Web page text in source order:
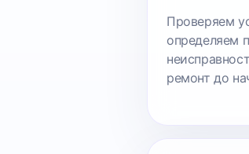
Проверяем
определяем
ремонт до